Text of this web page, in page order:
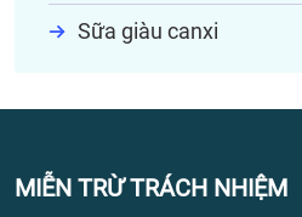
Sữa giàu canxi
MIỄN TRỪ TRÁCH NHIỆM